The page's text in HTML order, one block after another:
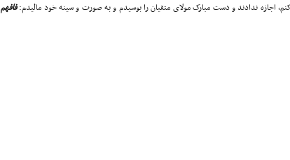
اجازه ندادند و دست مبارک مولاى متقیان را بوسیدم و به صورت و سینه خود مالیدم:فافهم